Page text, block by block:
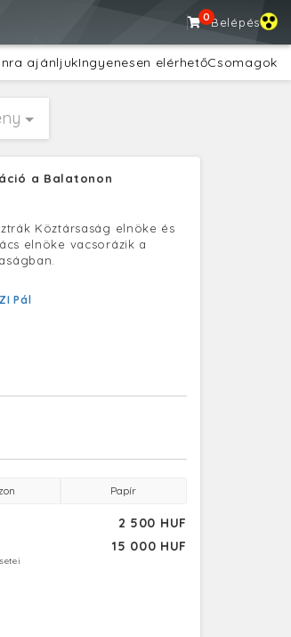
0Belépés
ajánljukIngyenesen elérhetőCsomagok
a Balatonon
Köztársaság elnöke és
elnöke vacsorázik a
Pál
Papír
2 500 HUF
15 000 HUF